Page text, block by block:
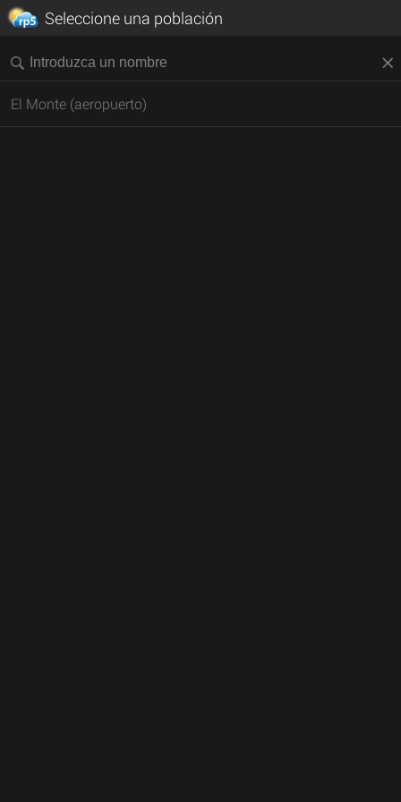
Seleccione una población
El Monte (aeropuerto)